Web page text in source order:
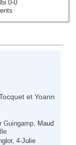
0-0
et Yoann
Guingamp,
Maud
, 4-Julie